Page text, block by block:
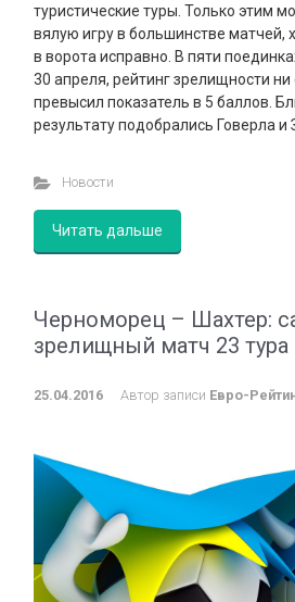
туристические туры. Только этим
вялую игру в большинстве матчей,
в ворота исправно. В пяти
30 апреля, рейтинг зрелищности
превысил показатель в 5 баллов.
результату подобрались Говерла и
Новости
Читать дальше
Черноморец – Шахтер:
зрелищный матч 23 тура
25.04.2016 Автор записи Евро-